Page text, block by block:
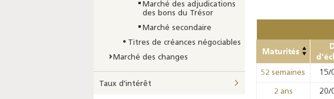
Maturités
52 semaines 15/
2 ans 20/
Marché des adjudications
des bons du Trésor
Marché secondaire
Titres de créances négociables
Marché des changes
Taux d'intérêt